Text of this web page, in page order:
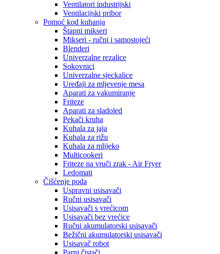
Ventilatori industrijski
Ventilacijski pribor
Pomoć kod kuhanja
Štapni mikseri
Mikseri - ručni i samostojeći
Blenderi
Univerzalne rezalice
Sokovnici
Univerzalne sjeckalice
Uređaji za mljevenje mesa
Aparati za vakumiranje
Friteze
Aparati za sladoled
Pekači kruha
Kuhala za jaja
Kuhala za rižu
Kuhala za mlijeko
Multicookeri
Friteze na vruči zrak - Air Fryer
Ledomati
Čišćenje poda
Uspravni usisavači
Ručni usisavači
Usisavači s vrećicom
Usisavači bez vrećice
Ručni akumulatorski usisavači
Bežični akumulatorski usisavači
Usisavač robot
Parni čistači